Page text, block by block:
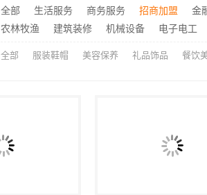
推荐
推荐
全部 生活服务 商务服务 招商加盟 金
农林牧渔
建筑装修 机械设备 电子电工
全部 服装鞋帽 美容保养 礼品饰品 餐饮